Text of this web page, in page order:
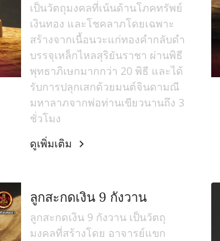
เป็นวัตถุมงคลที่เน้นด้านโภคทรัพย์
เงินทอง และโชคลาภโดยเฉพาะ
สร้างจากเนื้อนวะแก่ทองคำกลับดำ
บรรจุเหล็กไหลสุริยันราชา ผ่านพิธี
พุทธาภิเษกมากกว่า 20 พิธี และได้
รับการปลุกเสกด้วยมนต์จินดามณี
มหาลาภจากพ่อท่านเขียวนานถึง 3
ชั่วโมง
ดูเพิ่มเติม
ลูกสะกดเงิน 9 กังวาน
ลูกสะกดเงิน 9 กังวาน เป็นวัตถุ
มงคลที่สร้างโดย อาจารย์แขก